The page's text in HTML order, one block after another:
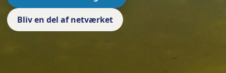
Bliv en del af netværket